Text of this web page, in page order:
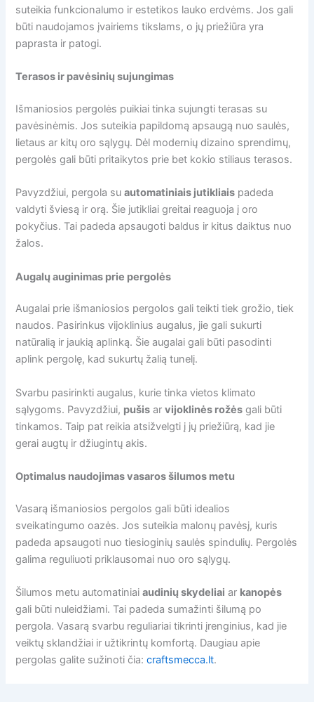
suteikia funkcionalumo ir estetikos lauko erdvėms. Jos gali
būti naudojamos įvairiems tikslams, o jų priežiūra yra
paprasta ir patogi.
Terasos ir pavėsinių sujungimas
Išmaniosios pergolės puikiai tinka sujungti terasas su
pavėsinėmis. Jos suteikia papildomą apsaugą nuo saulės,
lietaus ar kitų oro sąlygų. Dėl modernių dizaino sprendimų,
pergolės gali būti pritaikytos prie bet kokio stiliaus terasos.
Pavyzdžiui, pergola suautomatiniais jutikliais padeda
valdyti šviesą ir orą. Šie jutikliai greitai reaguoja į oro
pokyčius. Tai padeda apsaugoti baldus ir kitus daiktus nuo
žalos.
Augalų auginimas prie pergolės
Augalai prie išmaniosios pergolos gali teikti tiek grožio, tiek
naudos. Pasirinkus vijoklinius augalus, jie gali sukurti
natūralią ir jaukią aplinką. Šie augalai gali būti pasodinti
aplink pergolę, kad sukurtų žalią tunelį.
Svarbu pasirinkti augalus, kurie tinka vietos klimato
sąlygoms. Pavyzdžiui, pušis arvijoklinės rožės gali būti
tinkamos. Taip pat reikia atsižvelgti į jų priežiūrą, kad jie
gerai augtų ir džiugintų akis.
Optimalus naudojimas vasaros šilumos metu
Vasarą išmaniosios pergolos gali būti idealios
sveikatingumo oazės. Jos suteikia malonų pavėsį, kuris
padeda apsaugoti nuo tiesioginių saulės spindulių. Pergolės
galima reguliuoti priklausomai nuo oro sąlygų.
Šilumos metu automatiniaiaudinių skydeliai ar kanopės
gali būti nuleidžiami. Tai padeda sumažinti šilumą po
pergola. Vasarą svarbu reguliariai tikrinti įrenginius, kad jie
veiktų sklandžiai ir užtikrintų komfortą. Daugiau apie
pergolas galite sužinoti čia:craftsmecca.lt.